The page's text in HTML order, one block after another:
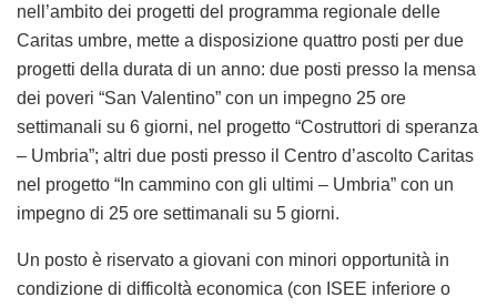
nell’ambito dei progetti del programma regionale delle
Caritas umbre, mette a disposizione quattro posti per due
progetti della durata di un anno: due posti presso la mensa
dei poveri “San Valentino” con un impegno 25 ore
settimanali su 6 giorni, nel progetto “Costruttori di speranza
– Umbria”; altri due posti presso il Centro d’ascolto Caritas
nel progetto “In cammino con gli ultimi – Umbria” con un
impegno di 25 ore settimanali su 5 giorni.
Un posto è riservato a giovani con minori opportunità in
condizione di difficoltà economica (con ISEE inferiore o